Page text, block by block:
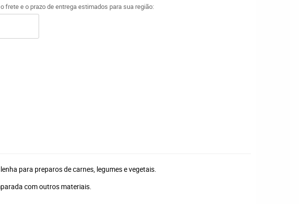
frete e o prazo de entrega estimados para sua região:
para preparos de carnes, legumes e vegetais.
com outros materiais.